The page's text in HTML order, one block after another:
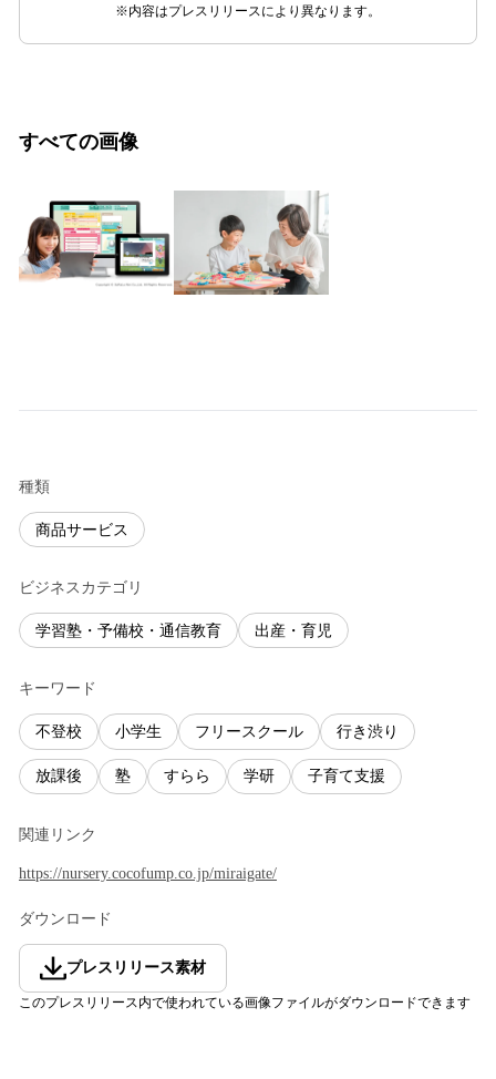
※内容はプレスリリースにより異なります。
すべての画像
種類
商品サービス
ビジネスカテゴリ
学習塾・予備校・通信教育 出産・育児
キーワード
不登校 小学生 フリースクール 行き渋り
放課後 塾 すらら 学研 子育て支援
関連リンク
https://nursery.cocofump.co.jp/miraigate/
ダウンロード
プレスリリース素材
このプレスリリース内で使われている画像ファイルがダウンロードできます